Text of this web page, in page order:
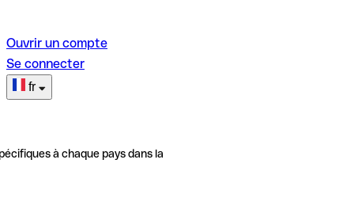
Ouvrir un compte
Se connecter
fr
à chaque pays dans la